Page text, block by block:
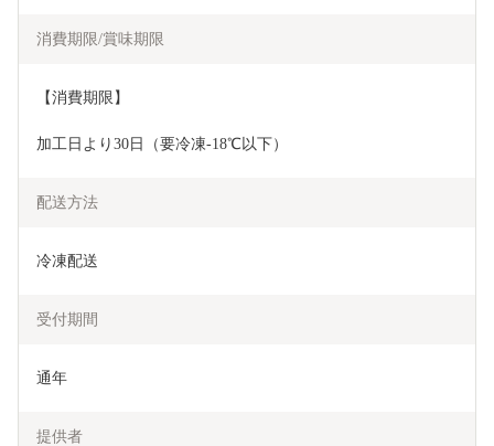
消費期限/賞味期限
【消費期限】
加工日より30日（要冷凍-18℃以下）
配送方法
冷凍配送
受付期間
通年
提供者